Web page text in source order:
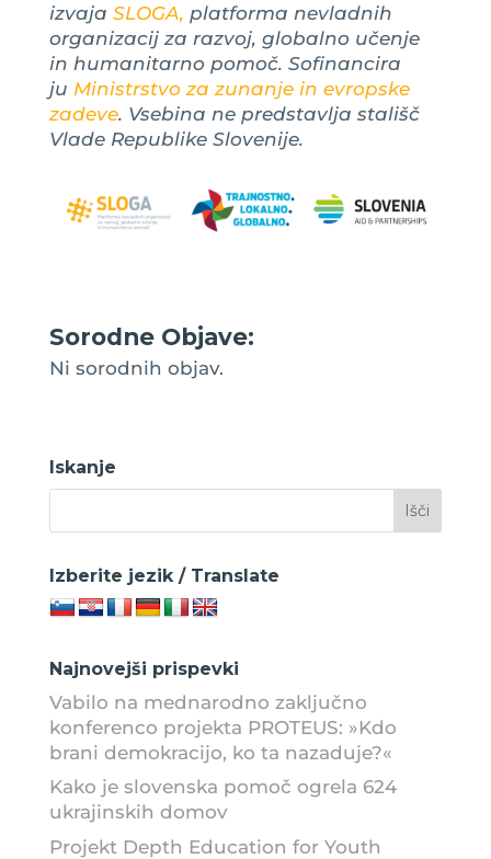
izvaja SLOGA, platforma nevladnih
organizacij za razvoj, globalno učenje
in humanitarno pomoč. Sofinancira
ju Ministrstvo za zunanje in evropske
zadeve. Vsebina ne predstavlja stališč
Vlade Republike Slovenije.
Sorodne Objave:
Ni sorodnih objav.
Iskanje
Izberite jezik / Translate
Najnovejši prispevki
Vabilo na mednarodno zaključno
konferenco projekta PROTEUS: »Kdo
brani demokracijo, ko ta nazaduje?«
Kako je slovenska pomoč ogrela 624
ukrajinskih domov
Projekt Depth Education for Youth